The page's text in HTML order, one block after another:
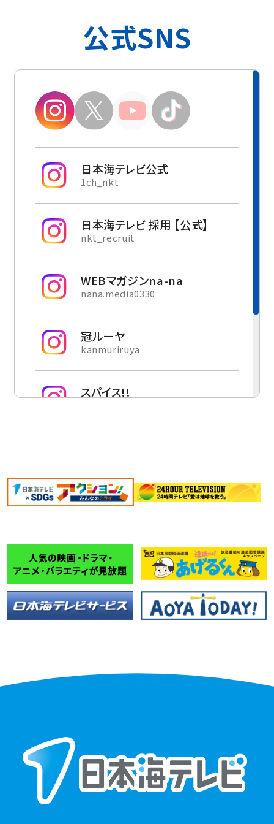
鳥取しゃんしゃん祭り前夜祭「鳥取すずっこ
響演祭」開催！
大人気アニメの豪華ゲストトークが楽しめる1日限り
のスペシャルステージ！
2026年07月23日
日本海テレビ制作「離島で独自の進化を遂
げたガラパゴスグルメ」日本テレビ系全国28
局ネットで放送決定！
8月15日(土) ひる1:30～2:25放送
2026年07月09日 採用
2028卒就活生向け！8～9月・夏のインターン
シップ開催！
ご予約はマイナビ2028よりお願いいたします
2026年07月11日
環境絵画コンクール作品募集
2026年「環境絵画コンクール」を実施いたします。み
なさまの素敵な作品をお待ちしております。
れいにするプロジェクト」を行いました。
2028卒向けインターンシップ・webエントリ
ー受付スタート！
2028卒向けインターンシップ・webエントリー受付ス
タート！
公式SNS
日本海テレビ公式
1ch_nkt
日本海テレビ 採用 【公式】
nkt_recruit
WEBマガジンna-na
nana.media0330
冠ルーヤ
kanmuriruya
スパイス!!